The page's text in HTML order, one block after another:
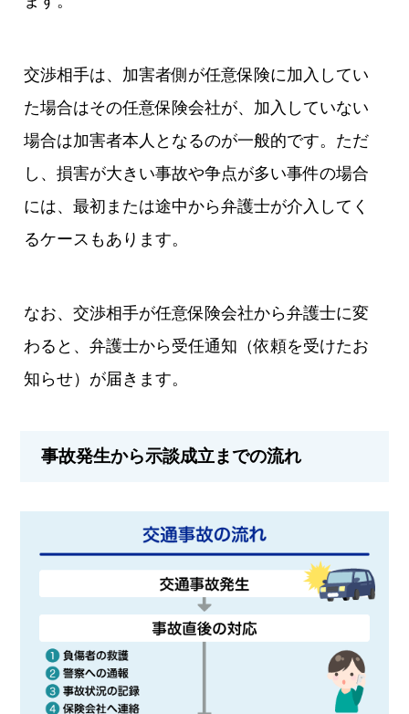
交渉相手は、加害者側が任意保険に加入してい
た場合はその任意保険会社が、加入していない
場合は加害者本人となるのが一般的です。ただ
し、損害が大きい事故や争点が多い事件の場合
には、最初または途中から弁護士が介入してく
るケースもあります。
なお、交渉相手が任意保険会社から弁護士に変
わると、弁護士から受任通知（依頼を受けたお
知らせ）が届きます。
事故発生から示談成立までの流れ